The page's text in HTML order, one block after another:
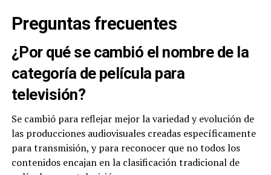
Preguntas frecuentes
¿Por qué se cambió el nombre de la
categoría de película para
televisión?
Se cambió para reflejar mejor la variedad y evolución de
las producciones audiovisuales creadas específicamente
para transmisión, y para reconocer que no todos los
contenidos encajan en la clasificación tradicional de